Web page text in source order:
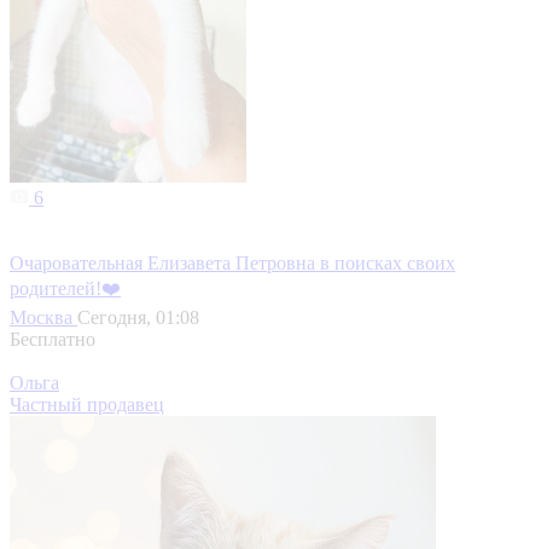
6
Очаровательная Елизавета Петровна в поисках своих
родителей!❤️
Москва Сегодня, 01:08
Бесплатно
Ольга
Частный продавец